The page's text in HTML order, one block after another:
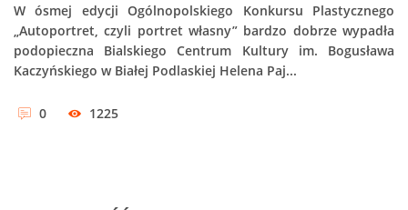
W ósmej edycji Ogólnopolskiego Konkursu Plastycznego
„Autoportret, czyli portret własny” bardzo dobrze wypadła
podopieczna Bialskiego Centrum Kultury im. Bogusława
Kaczyńskiego w Białej Podlaskiej Helena Paj...
0 1225